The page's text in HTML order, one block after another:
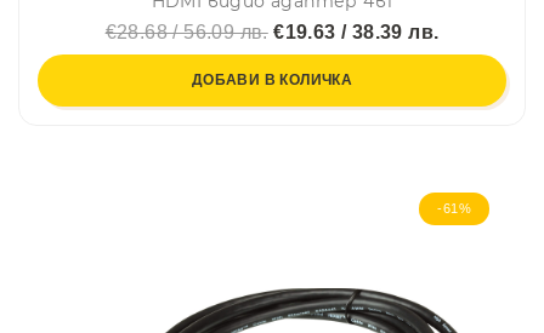
€28.68 / 56.09 лв.€19.63 / 38.39 лв.
ДОБАВИ В КОЛИЧКА
-61%